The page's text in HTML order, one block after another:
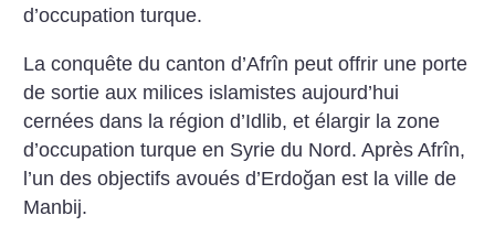
d’occupation turque.
La conquête du canton d’Afrîn peut offrir une porte
de sortie aux milices islamistes aujourd’hui
cernées dans la région d’Idlib, et élargir la zone
d’occupation turque en Syrie du Nord. Après Afrîn,
l’un des objectifs avoués d’Erdoğan est la ville de
Manbij.